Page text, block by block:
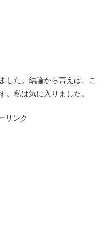
した。結論から言えば、こ
私は気に入りました。
リンク